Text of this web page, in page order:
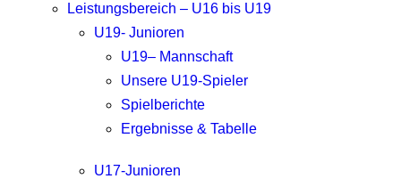
Leistungsbereich – U16 bis U19
U19- Junioren
U19– Mannschaft
Unsere U19-Spieler
Spielberichte
Ergebnisse & Tabelle
U17-Junioren